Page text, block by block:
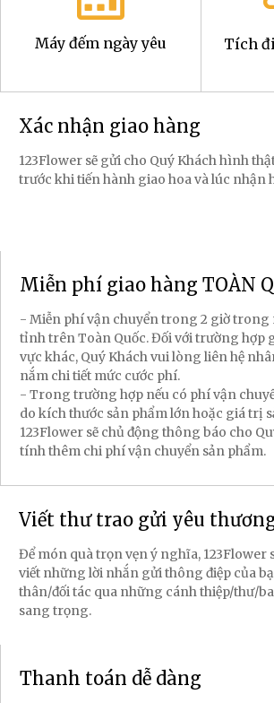
Máy đếm ngày yêu Tích
Xác nhận giao hàng
123Flower sẽ gửi cho Quý Khách hình
trước khi tiến hành giao hoa và lúc nhận
Miễn phí giao hàng TOÀN
- Miễn phí vận chuyển trong 2 giờ trong
tỉnh trên Toàn Quốc. Đối với trường hợp
vực khác, Quý Khách vui lòng liên hệ
nắm chi tiết mức cước phí.
- Trong trường hợp nếu có phí vận
do kích thước sản phẩm lớn hoặc giá trị
123Flower sẽ chủ động thông báo cho
tính thêm chi phí vận chuyển sản phẩm.
Viết thư trao gửi yêu
Để món quà trọn vẹn ý nghĩa, 123Flower
viết những lời nhắn gửi thông điệp của
thân/đối tác qua những cánh thiệp/thư/
sang trọng.
Thanh toán dễ dàng